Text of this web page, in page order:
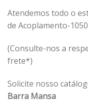
Atendemos todo o
de Acoplamento-
(Consulte-nos a
frete*)
Solicite nosso
Barra Mansa